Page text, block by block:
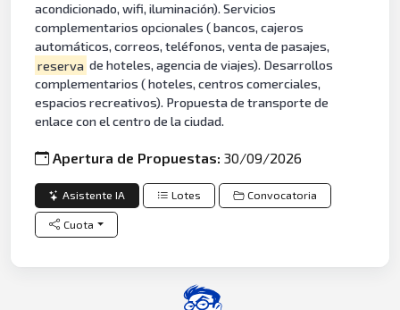
acondicionado, wifi, iluminación). Servicios
complementarios opcionales ( bancos, cajeros
automáticos, correos, teléfonos, venta de pasajes,
reserva de hoteles, agencia de viajes). Desarrollos
complementarios ( hoteles, centros comerciales,
espacios recreativos). Propuesta de transporte de
enlace con el centro de la ciudad.
Apertura de Propuestas:30/09/2026
Asistente IA Lotes Convocatoria
Cuota